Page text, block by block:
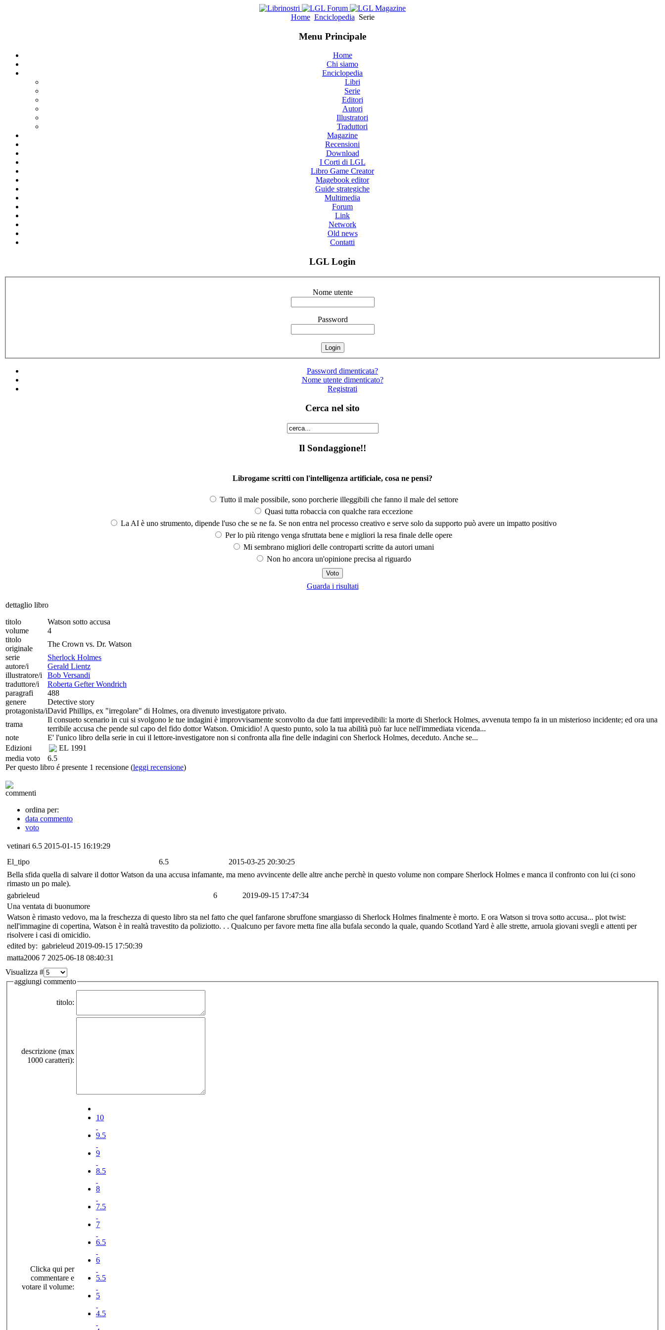
Home Enciclopedia Serie
Menu Principale
Home
Chi siamo
Enciclopedia
Libri
Serie
Editori
Autori
Illustratori
Traduttori
Magazine
Recensioni
Download
I Corti di LGL
Libro Game Creator
Magebook editor
Guide strategiche
Multimedia
Forum
Link
Network
Old news
Contatti
LGL Login
Nome utente
Password
Password dimenticata?
Nome utente dimenticato?
Registrati
Cerca nel sito
Il Sondaggione!!
Librogame scritti con l'intelligenza artificiale, cosa ne pensi?
Tutto il male possibile, sono porcherie illeggibili che fanno il male del settore
Quasi tutta robaccia con qualche rara eccezione
La AI è uno strumento, dipende l'uso che se ne fa. Se non entra nel processo creativo e serve solo da supporto può avere un impatto positivo
Per lo più ritengo venga sfruttata bene e migliori la resa finale delle opere
Mi sembrano migliori delle controparti scritte da autori umani
Non ho ancora un'opinione precisa al riguardo
Guarda i risultati
dettaglio libro
titolo
Watson sotto accusa
volume
4
titolo
originale
The Crown vs. Dr. Watson
serie
Sherlock Holmes
autore/i
Gerald Lientz
illustratore/i
Bob Versandi
traduttore/i
Roberta Gefter Wondrich
paragrafi
488
genere
Detective story
protagonista/iDavid Phillips, ex "irregolare" di Holmes, ora divenuto investigatore privato.
trama
Il consueto scenario in cui si svolgono le tue indagini è improvvisamente sconvolto da due fatti imprevedibili: la morte di Sherlock Holmes, avvenuta tempo fa in un misterioso incidente; ed ora una
terribile accusa che pende sul capo del fido dottor Watson. Omicidio! A questo punto, solo la tua abilità può far luce nell'immediata vicenda...
note
E' l'unico libro della serie in cui il lettore-investigatore non si confronta alla fine delle indagini con Sherlock Holmes, deceduto. Anche se...
Edizioni
EL 1991
media voto
6.5
Per questo libro é presente 1 recensione (leggi recensione)
commenti
ordina per:
data commento
voto
vetinari 6.5 2015-01-15 16:19:29
El_tipo
6.5
2015-03-25 20:30:25
Bella sfida quella di salvare il dottor Watson da una accusa infamante, ma meno avvincente delle altre anche perchè in questo volume non compare Sherlock Holmes e manca il confronto con lui (ci sono
rimasto un po male).
gabrieleud
6
2019-09-15 17:47:34
Una ventata di buonumore
Watson è rimasto vedovo, ma la freschezza di questo libro sta nel fatto che quel fanfarone sbruffone smargiasso di Sherlock Holmes finalmente è morto. E ora Watson si trova sotto accusa... plot twist:
nell'immagine di copertina, Watson è in realtà travestito da poliziotto. . . Qualcuno per favore metta fine alla bufala secondo la quale, quando Scotland Yard è alle strette, arruola giovani svegli e attenti per
risolvere i casi di omicidio.
edited by: gabrieleud 2019-09-15 17:50:39
matta2006 7 2025-06-18 08:40:31
Visualizza #
aggiungi commento
titolo:
descrizione (max
1000 caratteri):
Clicka qui per
commentare e
votare il volume:
10
9.5
9
8.5
8
7.5
7
6.5
6
5.5
5
4.5